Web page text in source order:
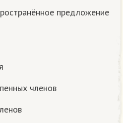
предложение
членов